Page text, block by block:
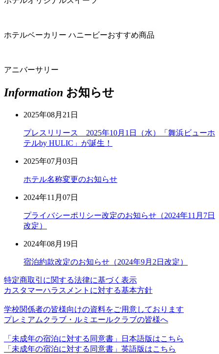
ホテルベーカリー ハニービーおすすめ商品
アニバーサリー
Information お知らせ
2025年08月21日
プレスリリース 2025年10月1日（水）「舞浜ビューホ
テルby HULIC」が誕生！
2025年07月03日
ホテル名称変更のお知らせ
2024年11月07日
プライバシーポリシー改定のお知らせ（2024年11月7日
改定）
2024年08月19日
宿泊約款改定のお知らせ（2024年9月2日改定）
特定商取引に関する法律に基づく表示
カスタマーハラスメントに対する基本方針
学校関係者の皆様向けの資料をご用意しております
プレミアムクラブ・ルミエールクラブの皆様へ
「未成年の宿泊に対する同意書」日本語版はこちら
「未成年の宿泊に対する同意書」英語版はこちら